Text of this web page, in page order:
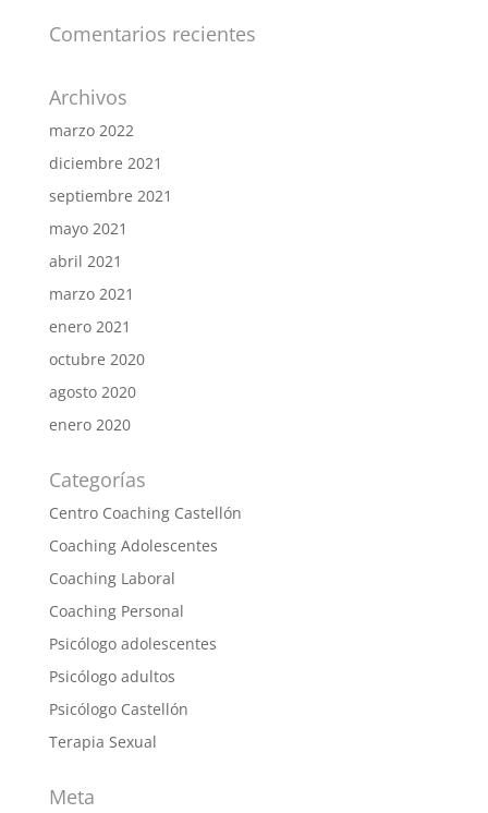
Comentarios recientes
Archivos
marzo 2022
diciembre 2021
septiembre 2021
mayo 2021
abril 2021
marzo 2021
enero 2021
octubre 2020
agosto 2020
enero 2020
Categorías
Centro Coaching Castellón
Coaching Adolescentes
Coaching Laboral
Coaching Personal
Psicólogo adolescentes
Psicólogo adultos
Psicólogo Castellón
Terapia Sexual
Meta